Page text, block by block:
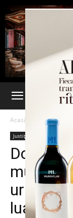
Acasă Justiție
Justiție
Dorin
urmărit
luare de